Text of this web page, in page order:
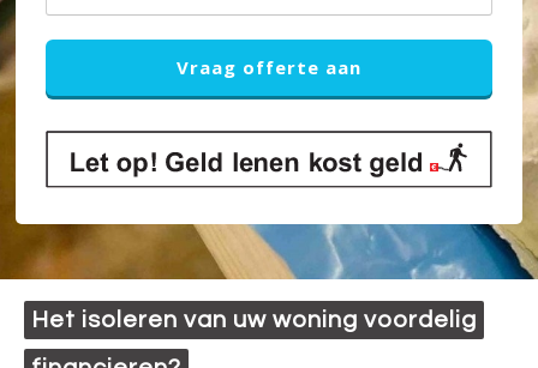
Het isoleren van uw woning voordelig